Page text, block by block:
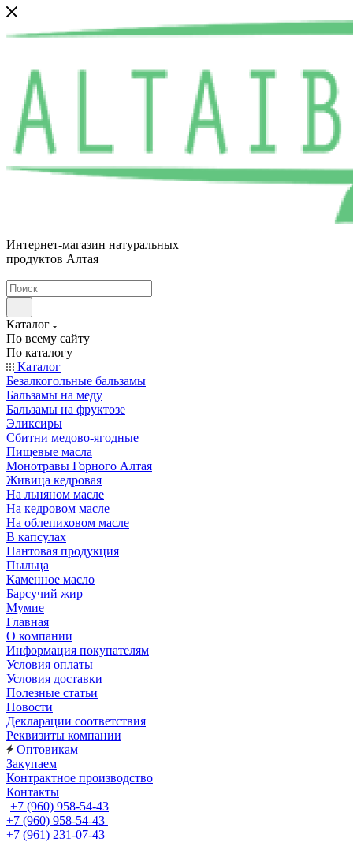
Интернет-магазин натуральных
продуктов Алтая
Каталог
По всему сайту
По каталогу
Каталог
Безалкогольные бальзамы
Бальзамы на меду
Бальзамы на фруктозе
Эликсиры
Сбитни медово-ягодные
Пищевые масла
Монотравы Горного Алтая
Живица кедровая
На льняном масле
На кедровом масле
На облепиховом масле
В капсулах
Пантовая продукция
Пыльца
Каменное масло
Барсучий жир
Мумие
Главная
О компании
Информация покупателям
Условия оплаты
Условия доставки
Полезные статьи
Новости
Декларации соответствия
Реквизиты компании
Оптовикам
Закупаем
Контрактное производство
Контакты
+7 (960) 958-54-43
+7 (960) 958-54-43
+7 (961) 231-07-43